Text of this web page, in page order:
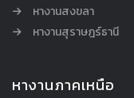
หางานสงขลา
หางานสุราษฎร์ธานี
หางานภาคเหนือ